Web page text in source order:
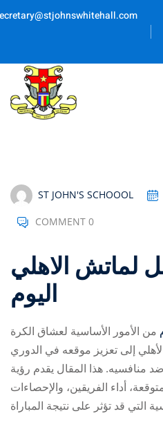
Skip
ST JOHN'S SCHOOOL
COMMENT 0
لماتش الاهلي
اليوم
من الأمور الأساسية لعشاق الكرة
إلى تعزيز موقعه في الدوري
منافسيه. هذا المقال يقدم رؤية
أداء الفريقين، والإحصاءات